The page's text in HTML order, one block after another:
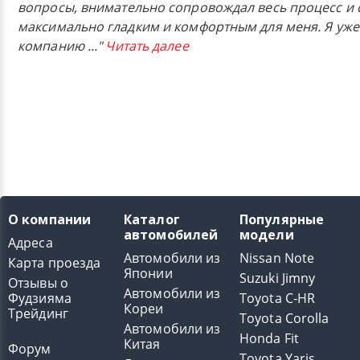
вопросы, внимательно сопровождал весь процесс и
максимально гладким и комфортным для меня. Я
компанию..." Читать далее
О компании
Адреса
Карта проезда
Отзывы о
Фудзияма
Трейдинг
Форум
Каталог
автомобилей
Автомобили из
Японии
Автомобили из
Кореи
Автомобили из
Китая
Популярные
модели
Nissan Note
Suzuki Jimny
Toyota C-HR
Toyota Corolla
Honda Fit